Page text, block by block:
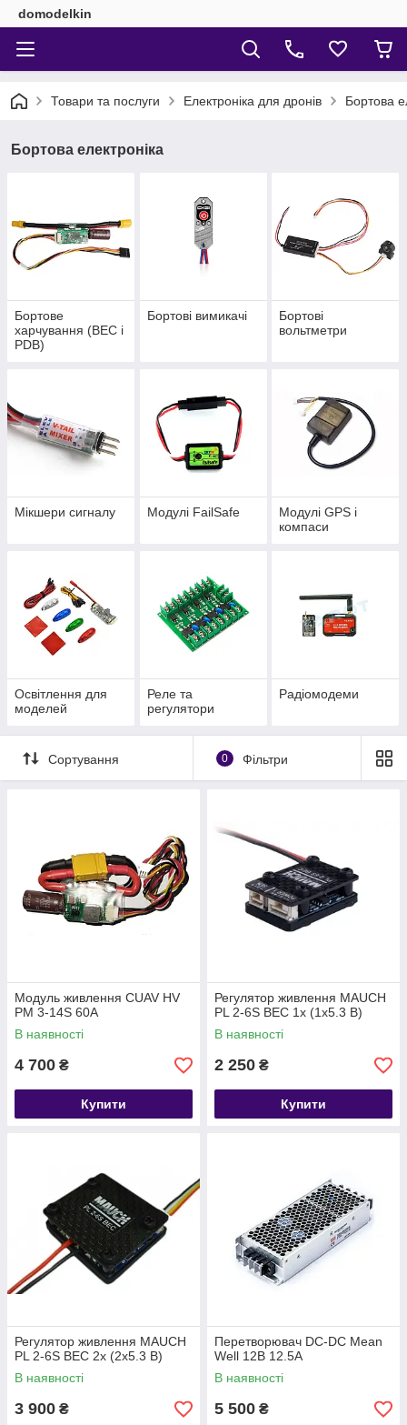
domodelkin
Товари та послуги Електроніка для дронів Бортова
Бортова електроніка
Бортове
харчування (BEC і
PDB)
Бортові вимикачі
Бортові
вольтметри
Мікшери сигналу Модулі FailSafe
Модулі GPS і
компаси
Освітлення для
моделей
Реле та
регулятори
Радіомодеми
Сортування 0 Фільтри
Модуль живлення CUAV HV
PM 3-14S 60A
В наявності
4 700 ₴
Купити
Регулятор живлення MAUCH
PL 2-6S BEC 1x (1x5.3 В)
В наявності
2 250 ₴
Купити
Регулятор живлення MAUCH
PL 2-6S BEC 2x (2x5.3 В)
В наявності
3 900 ₴
Перетворювач DC-DC Mean
Well 12В 12.5А
В наявності
5 500 ₴